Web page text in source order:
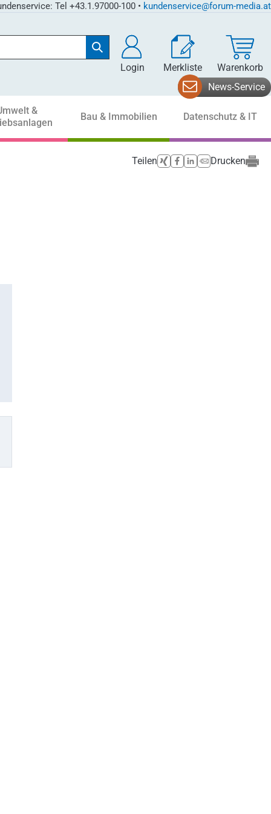
Tel +43.1.97000-100 • kundenservice@forum-media.at
Login Merkliste
Warenkorb
News-Service
&
Bau & Immobilien Datenschutz & IT
Teilen Drucken